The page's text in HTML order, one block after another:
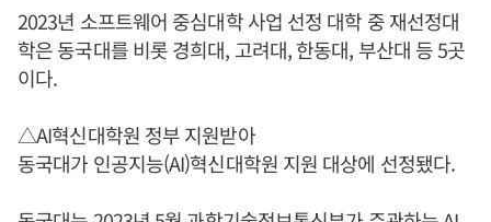
2023년 소프트웨어 중심대학 사업 선정 대학 중 재선정대
학은 동국대를 비롯 경희대, 고려대, 한동대, 부산대 등 5곳
이다.
△AI혁신대학원 정부 지원받아
동국대가 인공지능(AI)혁신대학원 지원 대상에 선정됐다.